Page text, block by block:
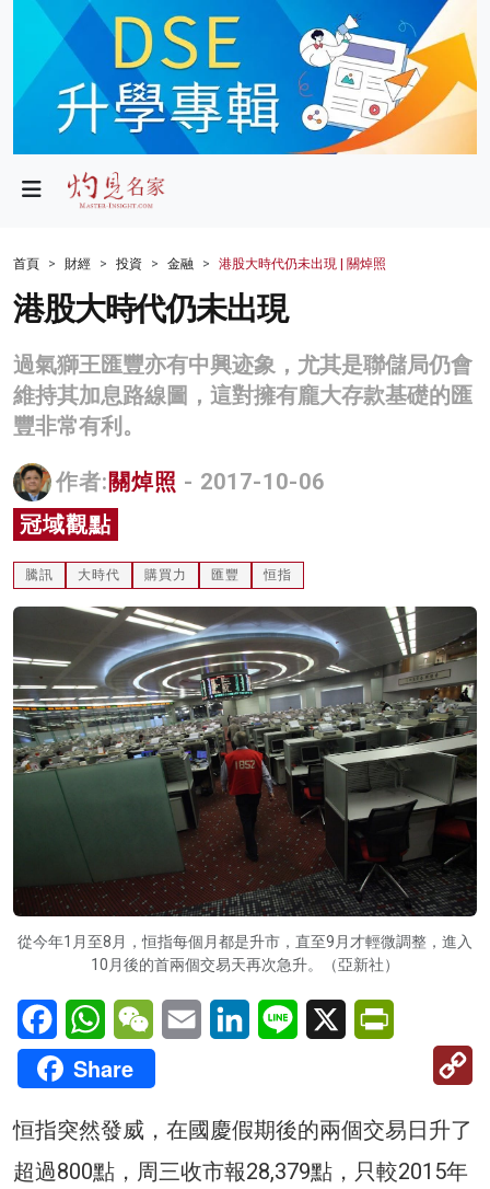
政局
財經
生活
商業
科技
影片
名家榜
灼見活動
關於我們
首頁 財經 投資 金融 港股大時代仍未出現 | 關焯照
港股大時代仍未出現
過氣獅王匯豐亦有中興迹象，尤其是聯儲局仍會
維持其加息路線圖，這對擁有龐大存款基礎的匯
豐非常有利。
作者: 關焯照 - 2017-10-06
冠域觀點
騰訊 大時代 購買力 匯豐 恒指
從今年1月至8月，恒指每個月都是升市，直至9月才輕微調整，進入
10月後的首兩個交易天再次急升。（亞新社）
FacebookWhatsAppWeChatEmail LinkedInLine X
Share
恒指突然發威，在國慶假期後的兩個交易日升了
超過800點，周三收市報28,379點，只較2015年